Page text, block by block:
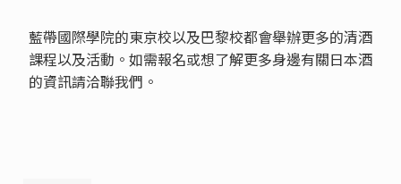
藍帶國際學院的東京校以及巴黎校都會舉辦更多的清酒
課程以及活動。如需報名或想了解更多身邊有關日本酒
的資訊請洽聯我們。